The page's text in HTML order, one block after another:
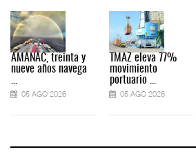
AMANAC, treinta y
nueve años navega
05 AGO 2026
TMAZ eleva 77%
movimiento
portuario ...
05 AGO 2026